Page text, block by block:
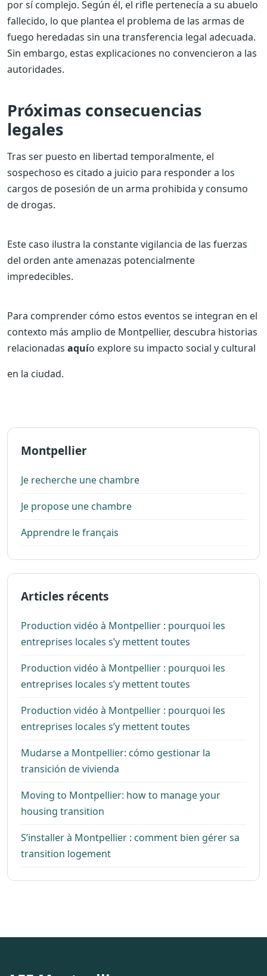
por sí complejo. Según él, el rifle pertenecía a su abuelo
fallecido, lo que plantea el problema de las armas de
fuego heredadas sin una transferencia legal adecuada.
Sin embargo, estas explicaciones no convencieron a las
autoridades.
Próximas consecuencias
legales
Tras ser puesto en libertad temporalmente, el
sospechoso es citado a juicio para responder a los
cargos de posesión de un arma prohibida y consumo
de drogas.
Este caso ilustra la constante vigilancia de las fuerzas
del orden ante amenazas potencialmente
impredecibles.
Para comprender cómo estos eventos se integran en el
contexto más amplio de Montpellier, descubra historias
relacionadas aquío explore su impacto social y cultural
en la ciudad.
Montpellier
Je recherche une chambre
Je propose une chambre
Apprendre le français
Articles récents
Production vidéo à Montpellier : pourquoi les
entreprises locales s’y mettent toutes
Production vidéo à Montpellier : pourquoi les
entreprises locales s’y mettent toutes
Production vidéo à Montpellier : pourquoi les
entreprises locales s’y mettent toutes
Mudarse a Montpellier: cómo gestionar la
transición de vivienda
Moving to Montpellier: how to manage your
housing transition
S’installer à Montpellier : comment bien gérer sa
transition logement